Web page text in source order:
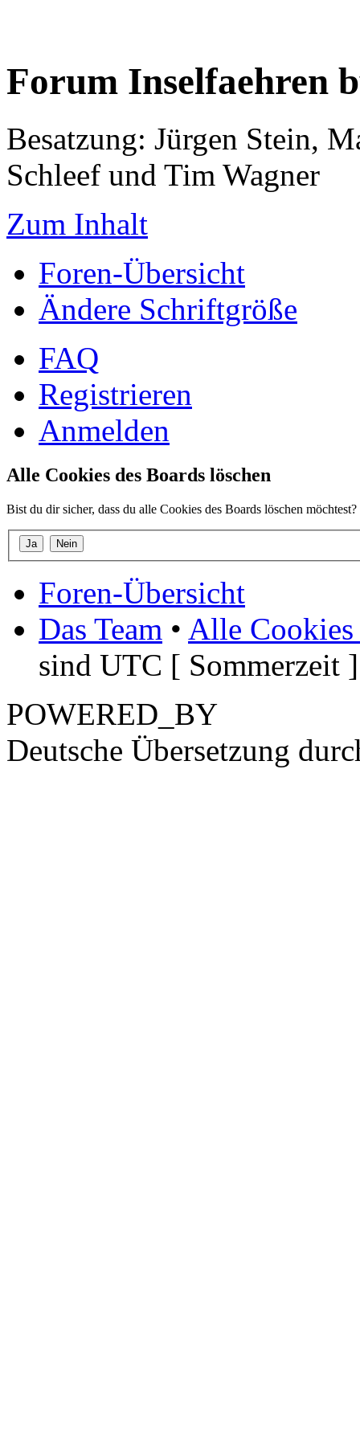
Forum Inselfaehren
Besatzung: Jürgen Stein,
Schleef und Tim Wagner
Zum Inhalt
Foren-Übersicht
Ändere Schriftgröße
FAQ
Registrieren
Anmelden
Alle Cookies des Boards löschen
Bist du dir sicher, dass du alle Cookies des Boards löschen möchtest?
Foren-Übersicht
Das Team • Alle Cookies
sind UTC [ Sommerzeit ]
POWERED_BY
Deutsche Übersetzung